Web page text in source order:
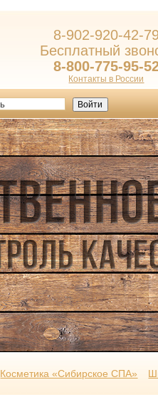
8-902-920-42-
Бесплатный
8-800-775-95-
Контакты в России
Косметика «Сибирское СПА»